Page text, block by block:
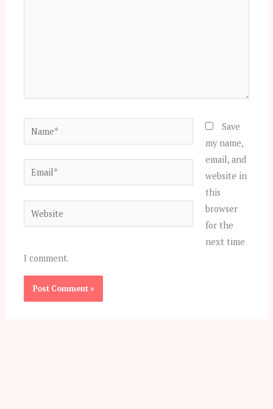
Name*
Email*
Website
Save
my name,
email, and
website in
this
browser
for the
next time
I comment.